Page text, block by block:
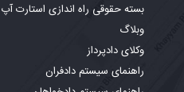
بسته حقوقی راه اندازی استارت
وبلاگ
وکلای دادپرداز
راهنمای سیستم دادفران